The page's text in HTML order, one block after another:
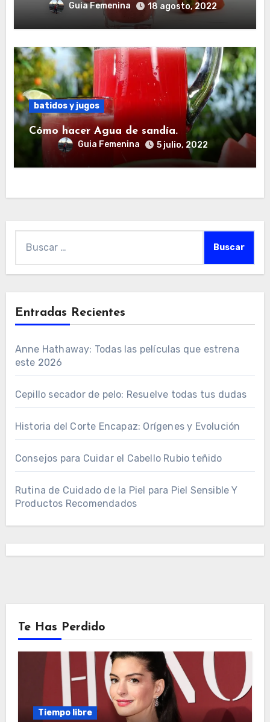
Guia Femenina 18 agosto, 2022
batidos y jugos
Cómo hacer Agua de sandía.
Guia Femenina 5 julio, 2022
Entradas Recientes
Anne Hathaway: Todas las películas que estrena
este 2026
Cepillo secador de pelo: Resuelve todas tus dudas
Historia del Corte Encapaz: Orígenes y Evolución
Consejos para Cuidar el Cabello Rubio teñido
Rutina de Cuidado de la Piel para Piel Sensible Y
Productos Recomendados
Te Has Perdido
Tiempo libre